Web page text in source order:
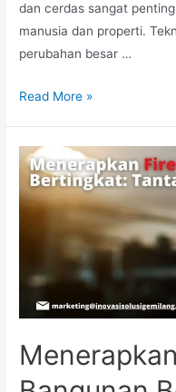
dan cerdas sangat
manusia dan properti.
perubahan besar …
Teknologi
Alarm
yang
Cerdas
Read More »